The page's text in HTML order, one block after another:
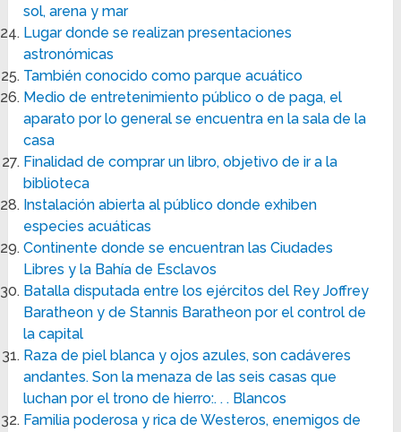
sol, arena y mar
Lugar donde se realizan presentaciones
astronómicas
También conocido como parque acuático
Medio de entretenimiento público o de paga, el
aparato por lo general se encuentra en la sala de la
casa
Finalidad de comprar un libro, objetivo de ir a la
biblioteca
Instalación abierta al público donde exhiben
especies acuáticas
Continente donde se encuentran las Ciudades
Libres y la Bahía de Esclavos
Batalla disputada entre los ejércitos del Rey Joffrey
Baratheon y de Stannis Baratheon por el control de
la capital
Raza de piel blanca y ojos azules, son cadáveres
andantes. Son la menaza de las seis casas que
luchan por el trono de hierro:. . . Blancos
Familia poderosa y rica de Westeros, enemigos de